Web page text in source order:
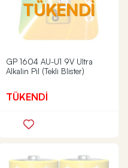
TÜKENDİ
GP 1604 AU-U1 9V Ultra
Alkalin Pil (Tekli Blister)
TÜKENDİ